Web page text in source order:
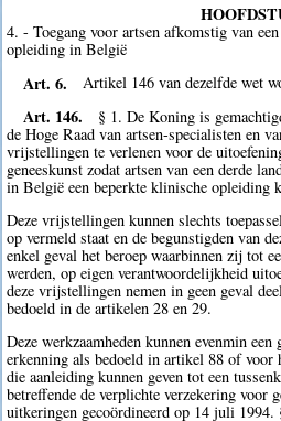
4. - Toegang voor artsen afkomstig van
opleiding in België
Art. 6. Artikel 146 van dezelfde wet
Art. 146.
§ 1. De Koning is
de Hoge Raad van artsen-specialisten en
vrijstellingen te verlenen voor de
geneeskunst zodat artsen van een derde
in België een beperkte klinische opleiding
Deze vrijstellingen kunnen slechts
op vermeld staat en de begunstigden van
enkel geval het beroep waarbinnen zij tot
werden, op eigen verantwoordelijkheid
deze vrijstellingen nemen in geen geval
bedoeld in de artikelen 28 en 29.
Deze werkzaamheden kunnen evenmin
erkenning als bedoeld in artikel 88 of voor
die aanleiding kunnen geven tot een
betreffende de verplichte verzekering voor
uitkeringen gecoördineerd op 14 juli 1994.